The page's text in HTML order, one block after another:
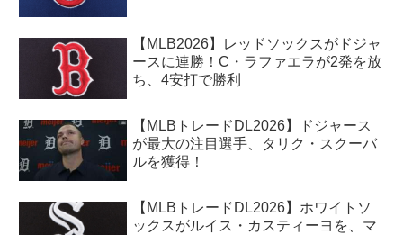
【MLB2026】レッドソックスがドジャ
ースに連勝！C・ラファエラが2発を放
ち、4安打で勝利
【MLBトレードDL2026】ドジャース
が最大の注目選手、タリク・スクーバ
ルを獲得！
【MLBトレードDL2026】ホワイトソ
ックスがルイス・カスティーヨを、マ